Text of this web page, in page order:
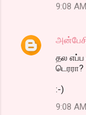
9:08 AM
தல
டெரரா?
:-)
9:08 AM